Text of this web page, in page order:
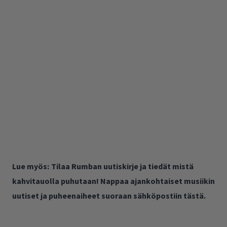
Lue myös: Tilaa Rumban uutiskirje ja tiedät mistä
kahvitauolla puhutaan! Nappaa ajankohtaiset musiikin
uutiset ja puheenaiheet suoraan sähköpostiin tästä.